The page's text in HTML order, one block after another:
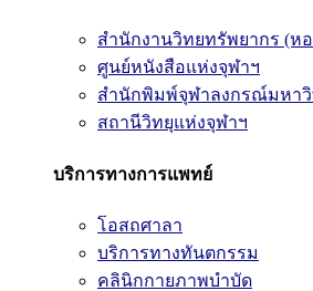
สำนักงานวิทยทรัพยากร (ห
ศูนย์หนังสือแห่งจุฬาฯ
สำนักพิมพ์จุฬาลงกรณ์มหาวิ
สถานีวิทยุแห่งจุฬาฯ
บริการทางการแพทย์
โอสถศาลา
บริการทางทันตกรรม
คลินิกกายภาพบำบัด